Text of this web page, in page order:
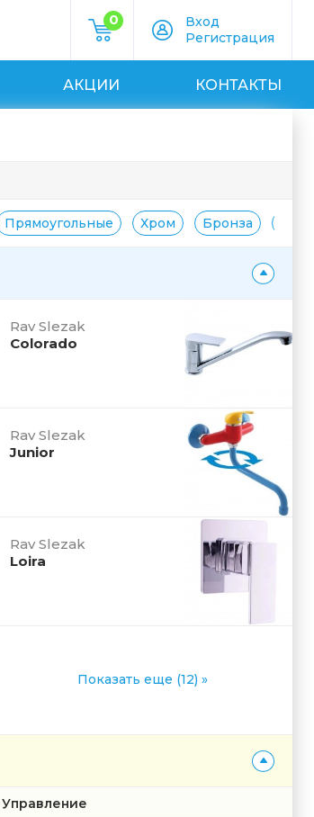
0
Вход
Регистрация
АКЦИИ КОНТАКТЫ
Прямоугольные Хром Бронза
Rav Slezak
Colorado
Rav Slezak
Junior
Rav Slezak
Loira
Показать еще (12) »
Управление